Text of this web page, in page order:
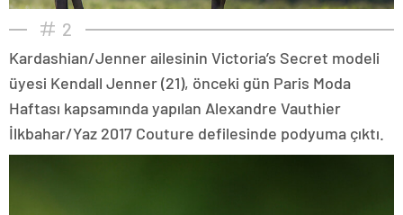
2
Kardashian/Jenner ailesinin Victoria’s Secret modeli
üyesi Kendall Jenner (21), önceki gün Paris Moda
Haftası kapsamında yapılan Alexandre Vauthier
İlkbahar/Yaz 2017 Couture defilesinde podyuma çıktı.